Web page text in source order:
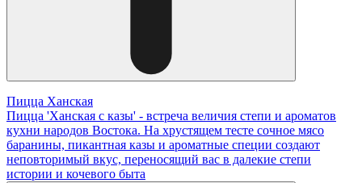
Пицца Ханская
Пицца 'Ханская с казы' - встреча величия степи и ароматов
кухни народов Востока. На хрустящем тесте сочное мясо
баранины, пикантная казы и ароматные специи создают
неповторимый вкус, переносящий вас в далекие степи
истории и кочевого быта